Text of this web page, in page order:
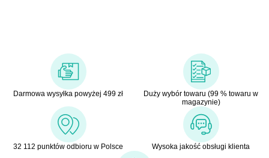
Darmowa wysyłka powyżej 499 zł
Duży wybór towaru (99 % towaru w
magazynie)
32 112 punktów odbioru w Polsce Wysoka jakość obsługi klienta